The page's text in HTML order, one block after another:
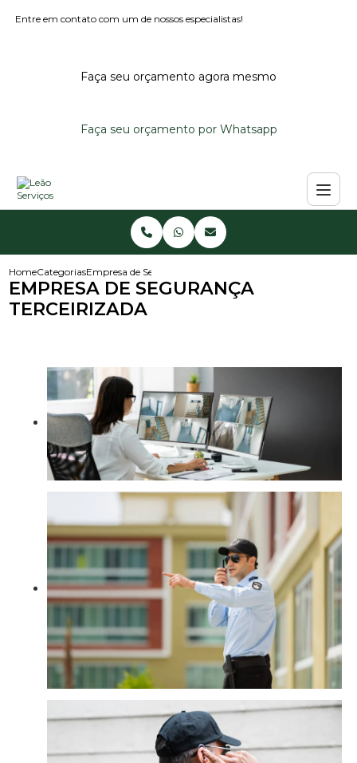
Entre em contato com um de nossos especialistas!
Faça seu orçamento agora mesmo
Faça seu orçamento por Whatsapp
HomeCategoriasEmpresa de Segurança Terceirizada
EMPRESA DE SEGURANÇA
TERCEIRIZADA